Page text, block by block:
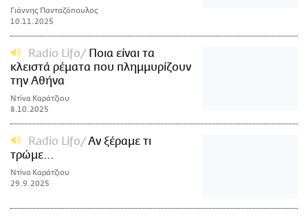
Γιάννης Πανταζόπουλος
10.11.2025
Radio Lifo
Ποια είναι τα
κλειστά ρέματα που πλημμυρίζουν
την Αθήνα
Ντίνα Καράτζιου
8.10.2025
Radio Lifo
Aν ξέραμε τι
τρώμε...
Ντίνα Καράτζιου
29.9.2025